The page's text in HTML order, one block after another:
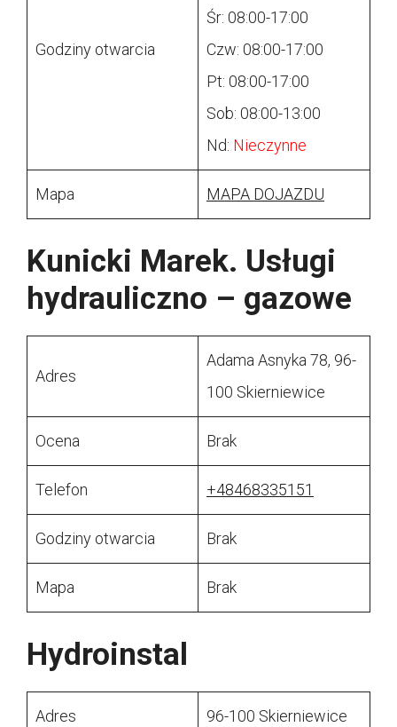
Godziny otwarcia
Śr: 08:00-17:00
Czw: 08:00-17:00
Pt: 08:00-17:00
Sob: 08:00-13:00
Nd: Nieczynne
Mapa MAPA DOJAZDU
Kunicki Marek. Usługi
hydrauliczno – gazowe
Adres
Adama Asnyka 78, 96-
100 Skierniewice
Ocena Brak
Telefon +48468335151
Godziny otwarcia Brak
Mapa Brak
Hydroinstal
Adres 96-100 Skierniewice